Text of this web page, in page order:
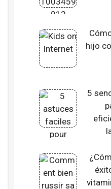
hijo
5